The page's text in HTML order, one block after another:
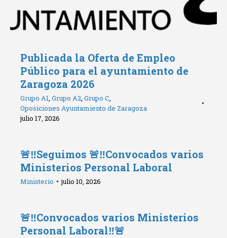
Publicada la Oferta de Empleo
Público para el ayuntamiento de
Zaragoza 2026
Grupo A1, Grupo A2, Grupo C,
Oposiciones Ayuntamiento de Zaragoza
julio 17, 2026
🚨‼️Seguimos 🚨‼️Convocados varios
Ministerios Personal Laboral
Ministerio julio 10, 2026
🚨‼️Convocados varios Ministerios
Personal Laboral‼️🚨